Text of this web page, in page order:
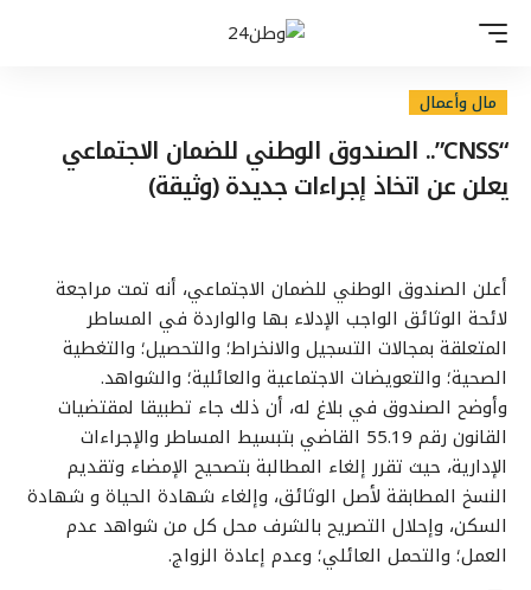
مال وأعمال
“CNSS”.. الصندوق الوطني للضمان الاجتماعي
يعلن عن اتخاذ إجراءات جديدة (وثيقة)
أعلن الصندوق الوطني للضمان الاجتماعي، أنه تمت مراجعة
لائحة الوثائق الواجب الإدلاء بها والواردة في المساطر
المتعلقة بمجالات التسجيل والانخراط؛ والتحصيل؛ والتغطية
الصحية؛ والتعويضات الاجتماعية والعائلية؛ والشواهد.
وأوضح الصندوق في بلاغ له، أن ذلك جاء تطبيقا لمقتضيات
القانون رقم 55.19 القاضي بتبسيط المساطر والإجراءات
الإدارية، حيث تقرر إلغاء المطالبة بتصحيح الإمضاء وتقديم
النسخ المطابقة لأصل الوثائق، وإلغاء شهادة الحياة و شهادة
السكن، وإحلال التصريح بالشرف محل كل من شواهد عدم
العمل؛ والتحمل العائلي؛ وعدم إعادة الزواج.